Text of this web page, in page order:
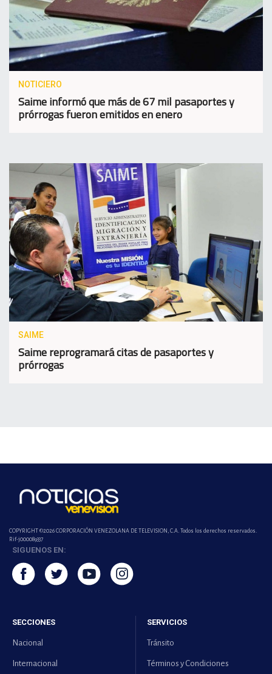
NOTICIERO
Saime informó que más de 67 mil pasaportes y
prórrogas fueron emitidos en enero
SAIME
Saime reprogramará citas de pasaportes y
prórrogas
COPYRIGHT ©2026 CORPORACIÓN VENEZOLANA DE TELEVISION, C.A. Todos los derechos reservados.
Rif-j000089337
SIGUENOS EN:
SECCIONES
Nacional
Internacional
SERVICIOS
Tránsito
Términos y Condiciones